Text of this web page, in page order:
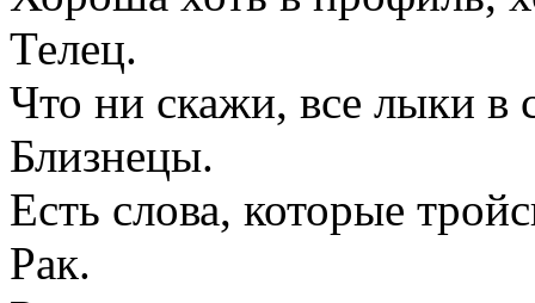
Телец.
Что ни скажи, все лыки в
Близнецы.
Есть слова, которые
Рак.